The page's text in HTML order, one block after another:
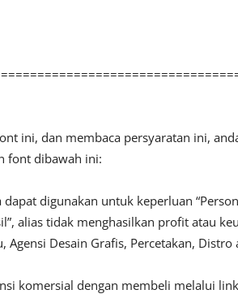
ini, dan membaca persyaratan ini,
font dibawah ini:
digunakan untuk keperluan
alias tidak menghasilkan profit atau
Desain Grafis, Percetakan, Distro
komersial dengan membeli melalui